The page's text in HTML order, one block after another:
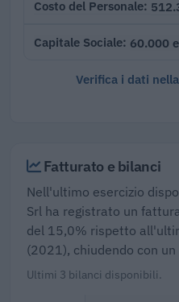
Costo del Personale
Capitale Sociale 60.000
Verifica i dati
Fatturato e bilanci
Nell'ultimo esercizio
Srl ha registrato un
del 15,0% rispetto
(2021), chiudendo con
Ultimi 3 bilanci disponibili.